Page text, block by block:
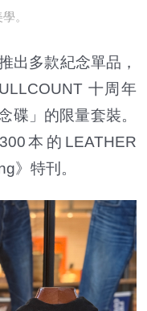
。
出多款紀念單品，
十周年
碟」的限量套裝。
本的LEATHER
》特刊。